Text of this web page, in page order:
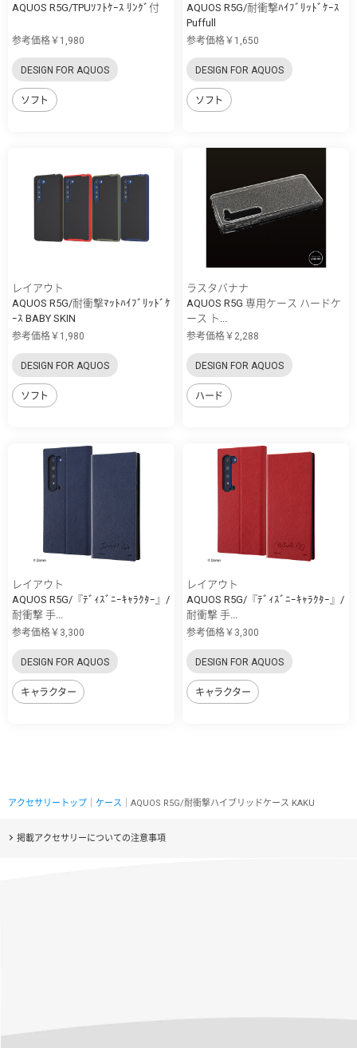
AQUOS R5G/TPUｿﾌﾄｹｰｽ ﾘﾝｸﾞ付
参考価格￥1,980
DESIGN FOR AQUOS
ソフト
AQUOS R5G/耐衝撃ﾊｲﾌﾞﾘｯﾄﾞｹｰｽ
Puffull
参考価格￥1,650
DESIGN FOR AQUOS
ソフト
レイアウト
AQUOS R5G/耐衝撃ﾏｯﾄﾊｲﾌﾞﾘｯﾄﾞｹ
ｰｽ BABY SKIN
参考価格￥1,980
DESIGN FOR AQUOS
ソフト
ラスタバナナ
AQUOS R5G 専用ケース ハードケ
ース ト...
参考価格￥2,288
DESIGN FOR AQUOS
ハード
レイアウト
AQUOS R5G/『ﾃﾞｨｽﾞﾆｰｷｬﾗｸﾀｰ』/
耐衝撃 手...
参考価格￥3,300
DESIGN FOR AQUOS
キャラクター
レイアウト
AQUOS R5G/『ﾃﾞｨｽﾞﾆｰｷｬﾗｸﾀｰ』/
耐衝撃 手...
参考価格￥3,300
DESIGN FOR AQUOS
キャラクター
アクセサリートップ ケース ｜AQUOS R5G/耐衝撃ハイブリッドケース KAKU
掲載アクセサリーについての注意事項